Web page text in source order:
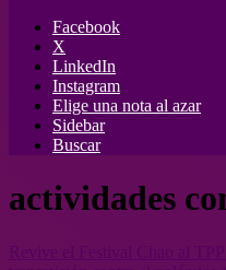
Facebook
X
LinkedIn
Instagram
Elige una nota al azar
Sidebar
Buscar
actividades